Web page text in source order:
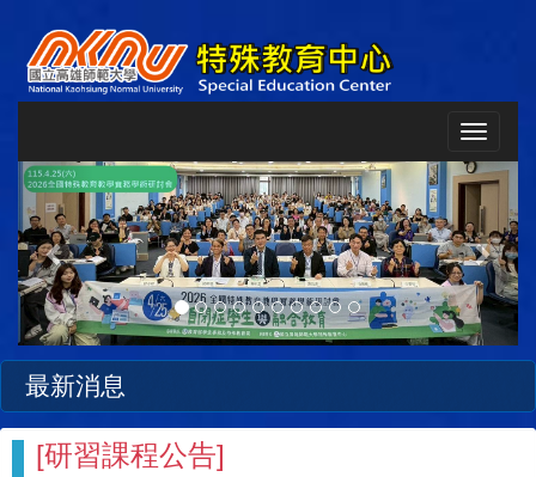
Toggle
Previous Next
最新消息
[研習課程公告]